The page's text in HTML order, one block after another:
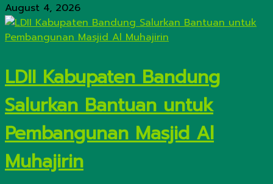
August 4, 2026
LDII Kabupaten Bandung
Salurkan Bantuan untuk
Pembangunan Masjid Al
Muhajirin